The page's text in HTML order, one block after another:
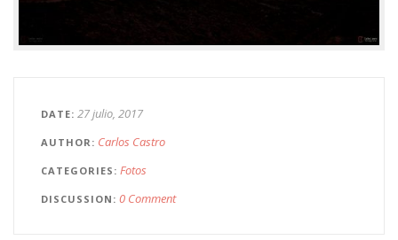
DATE 27 julio, 2017
AUTHOR Carlos Castro
CATEGORIES Fotos
DISCUSSION 0 Comment